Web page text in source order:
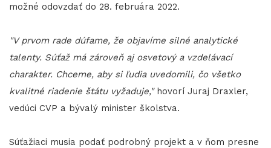
možné odovzdať do 28. februára 2022.
"V prvom rade dúfame, že objavíme silné analytické
talenty. Súťaž má zároveň aj osvetový a vzdelávací
charakter. Chceme, aby si ľudia uvedomili, čo všetko
kvalitné riadenie štátu vyžaduje,"hovorí Juraj Draxler,
vedúci CVP a bývalý minister školstva.
Súťažiaci musia podať podrobný projekt a v ňom presne